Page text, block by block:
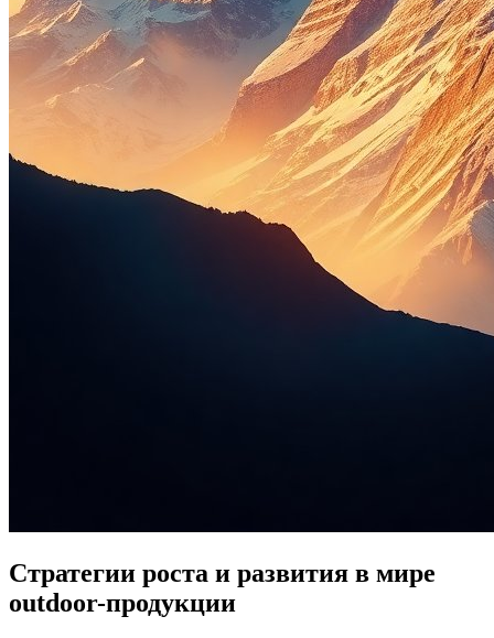
Стратегии роста и развития в мире
outdoor-продукции